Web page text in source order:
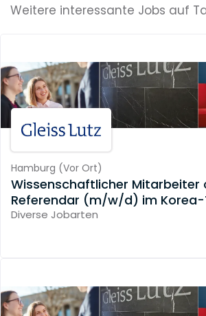
Weitere interessante Jobs auf
Hamburg (Vor Ort)
Wissenschaftlicher Mitarbeiter
Referendar (m/w/d) im
Diverse Jobarten